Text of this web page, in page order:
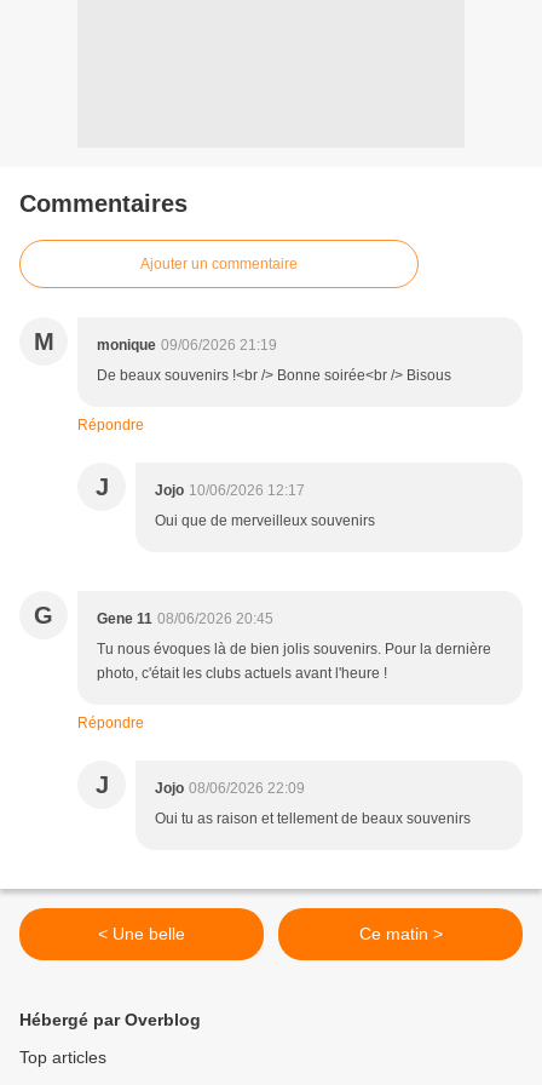
Commentaires
Ajouter un commentaire
M monique 09/06/2026 21:19
De beaux souvenirs !<br /> Bonne soirée<br /> Bisous
Répondre
J Jojo 10/06/2026 12:17
Oui que de merveilleux souvenirs
G Gene 11 08/06/2026 20:45
Tu nous évoques là de bien jolis souvenirs. Pour la dernière
photo, c'était les clubs actuels avant l'heure !
Répondre
J Jojo 08/06/2026 22:09
Oui tu as raison et tellement de beaux souvenirs
< Une belle Ce matin >
Hébergé par Overblog
Top articles